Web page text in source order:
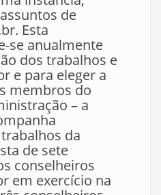
de
Esta
se anualmente
dos trabalhos e
e para eleger a
membros do
– a
da
de sete
conselheiros
em exercício na